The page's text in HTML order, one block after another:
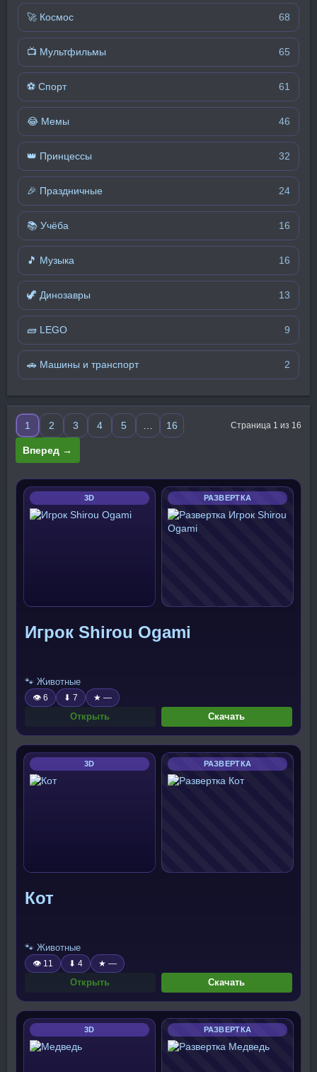
🚀 Космос 68
📺 Мультфильмы 65
⚽ Спорт 61
😂 Мемы 46
👑 Принцессы 32
🎉 Праздничные 24
📚 Учёба 16
🎵 Музыка 16
🦖 Динозавры 13
🧱 LEGO 9
🚗 Машины и транспорт 2
1 2 3 4 5 16 Страница 1 из 16
Вперед →
3D РАЗВЕРТКА
Игрок Shirou Ogami
🐾 Животные
👁 6 ⬇ 7 ★ —
Открыть Скачать
3D РАЗВЕРТКА
Кот
🐾 Животные
👁 11 ⬇ 4 ★ —
Открыть Скачать
3D РАЗВЕРТКА